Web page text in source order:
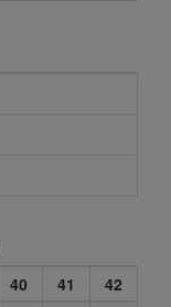
40 41
42